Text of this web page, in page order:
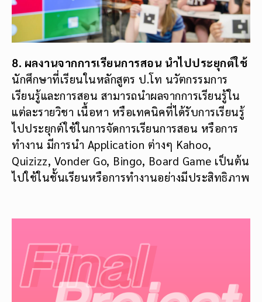
8. ผลงานจากการเรียนการสอน นำไปประยุกต์ใช้
นักศึกษาที่เรียนในหลักสูตร ป.โท นวัตกรรมการ
เรียนรู้และการสอน สามารถนำผลจากการเรียนรู้ใน
แต่ละรายวิชา เนื้อหา หรือเทคนิคที่ได้รับการเรียนรู้
ไปประยุกต์ใช้ในการจัดการเรียนการสอน หรือการ
ทำงาน มีการนำ Application ต่างๆ Kahoo,
Quizizz, Vonder Go, Bingo, Board Game เป็นต้น
ไปใช้ในชั้นเรียนหรือการทำงานอย่างมีประสิทธิภาพ